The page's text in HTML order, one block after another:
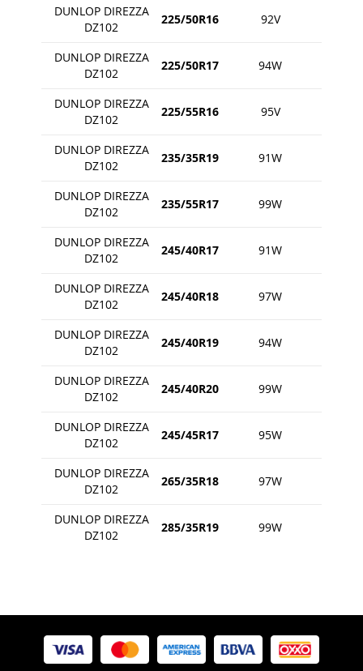
DUNLOP DIREZZA
DZ102
225/50R16 92V
DUNLOP DIREZZA
DZ102
225/50R17 94W
DUNLOP DIREZZA
DZ102
225/55R16 95V
DUNLOP DIREZZA
DZ102
235/35R19 91W
DUNLOP DIREZZA
DZ102
235/55R17 99W
DUNLOP DIREZZA
DZ102
245/40R17 91W
DUNLOP DIREZZA
DZ102
245/40R18 97W
DUNLOP DIREZZA
DZ102
245/40R19 94W
DUNLOP DIREZZA
DZ102
245/40R20 99W
DUNLOP DIREZZA
DZ102
245/45R17 95W
DUNLOP DIREZZA
DZ102
265/35R18 97W
DUNLOP DIREZZA
DZ102
285/35R19 99W